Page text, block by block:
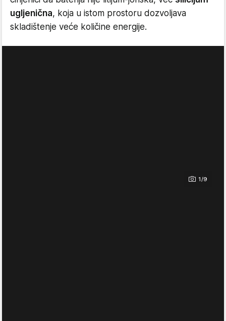
ugljenična, koja u istom prostoru dozvoljava
skladištenje veće količine energije.
1/9